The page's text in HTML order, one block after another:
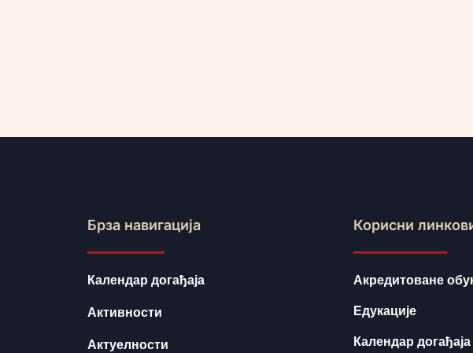
Брза навигација
Календар догађаја
Активности
Актуелности
Корисни
Акредитоване
Едукације
Календар догађаја